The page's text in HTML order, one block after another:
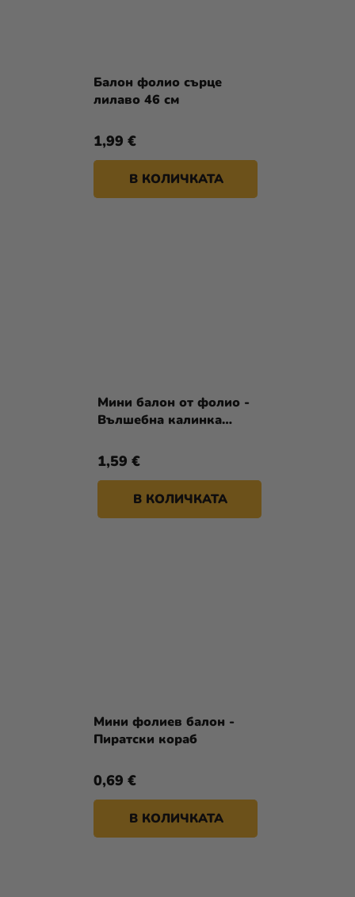
Балон фолио сърце
лилаво 46 см
1,99 €
В КОЛИЧКАТА
Мини балон от фолио -
Вълшебна калинка
1,59 €
В КОЛИЧКАТА
Мини фолиев балон -
Пиратски кораб
0,69 €
В КОЛИЧКАТА